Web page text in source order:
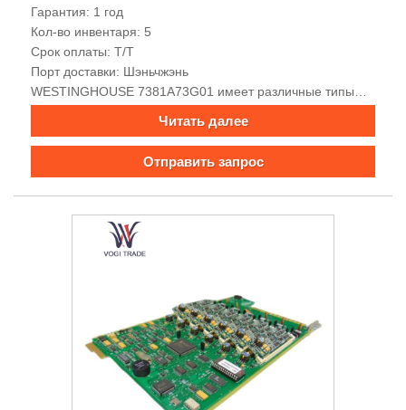
Гарантия: 1 год
Кол-во инвентаря: 5
Срок оплаты: Т/Т
Порт доставки: Шэньчжэнь
WESTINGHOUSE 7381A73G01 имеет различные типы
данных, хорошую электромагнитную совместимость,
богатые интерфейсы связи, поддержку
Читать далее
Отправить запрос